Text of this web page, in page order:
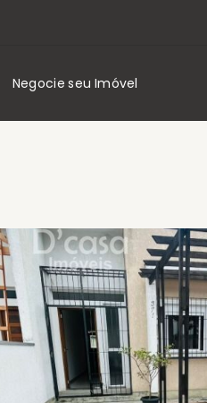
Negocie seu Imóvel